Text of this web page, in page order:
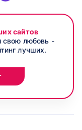
сайтов
свою любовь -
лучших.